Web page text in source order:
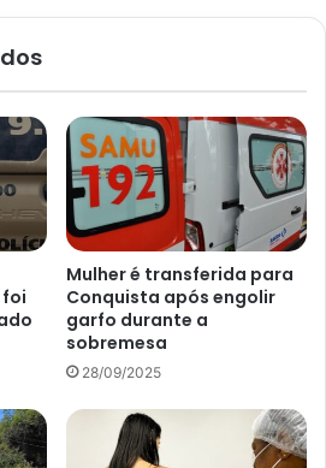
Mulher é transferida para
Conquista após engolir
garfo durante a
sobremesa
28/09/2025